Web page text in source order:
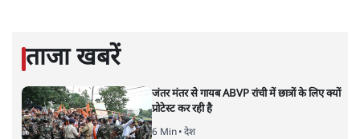
प्रमोद मल्लिककी और स्टोरी पढ़ें